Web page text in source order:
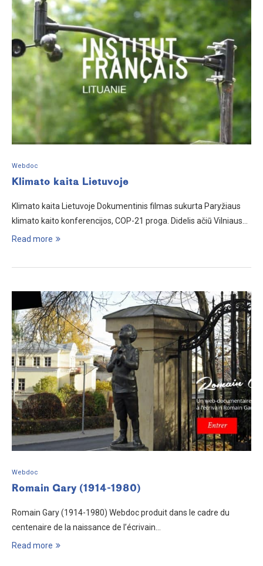
Webdoc
Klimato kaita Lietuvoje
Klimato kaita Lietuvoje Dokumentinis filmas sukurta Paryžiaus
klimato kaito konferencijos, COP-21 proga. Didelis ačiū Vilniaus…
Read more
Webdoc
Romain Gary (1914-1980)
Romain Gary (1914-1980) Webdoc produit dans le cadre du
centenaire de la naissance de l’écrivain…
Read more